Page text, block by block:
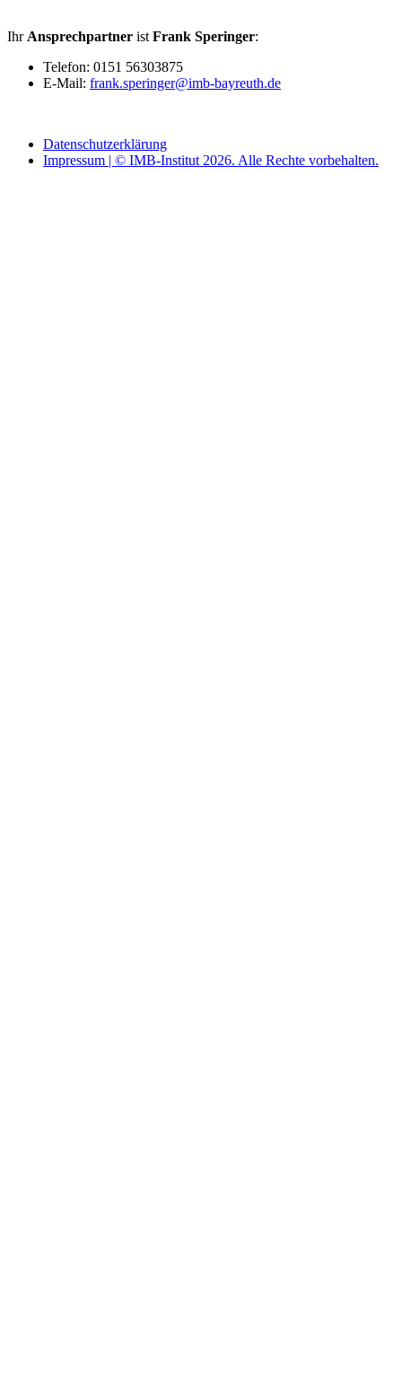
Ihr Ansprechpartner ist Frank Speringer:
Telefon: 0151 56303875
E-Mail: frank.speringer@imb-bayreuth.de
Datenschutzerklärung
Impressum | © IMB-Institut 2026. Alle Rechte vorbehalten.